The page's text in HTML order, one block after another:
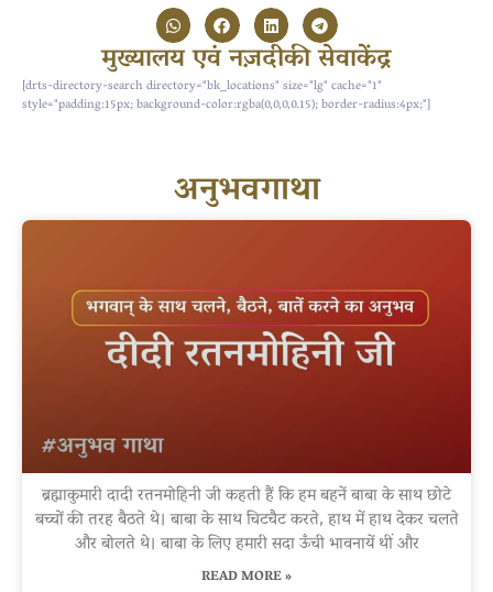
मुख्यालय एवं नज़दीकी सेवाकेंद्र
[drts-directory-search directory="bk_locations" size="lg" cache="1"
style="padding:15px; background-color:rgba(0,0,0,0.15); border-radius:4px;"]
अनुभवगाथा
ब्रह्माकुमारी दादी रतनमोहिनी जी कहती हैं कि हम बहनें बाबा के साथ छोटे
बच्चों की तरह बैठते थे। बाबा के साथ चिटचैट करते, हाथ में हाथ देकर चलते
और बोलते थे। बाबा के लिए हमारी सदा ऊँची भावनायें थीं और
READ MORE »